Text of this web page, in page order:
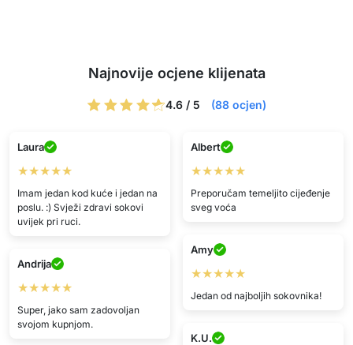
Najnovije ocjene klijenata
4.6 / 5 (88 ocjen)
Laura
★★★★★
Imam jedan kod kuće i jedan na
poslu. :) Svježi zdravi sokovi
uvijek pri ruci.
Albert
★★★★★
Preporučam temeljito cijeđenje
sveg voća
Amy
★★★★★
Jedan od najboljih sokovnika!
Andrija
★★★★★
Super, jako sam zadovoljan
svojom kupnjom.
K.U.